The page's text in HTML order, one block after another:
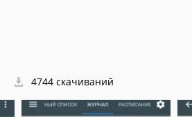
4744 скачиваний